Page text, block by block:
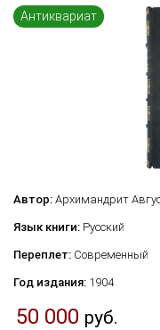
Антиквариат
Автор: Архимандрит
Язык книги: Русский
Переплет: Современный
Год издания: 1904
50 000 руб.